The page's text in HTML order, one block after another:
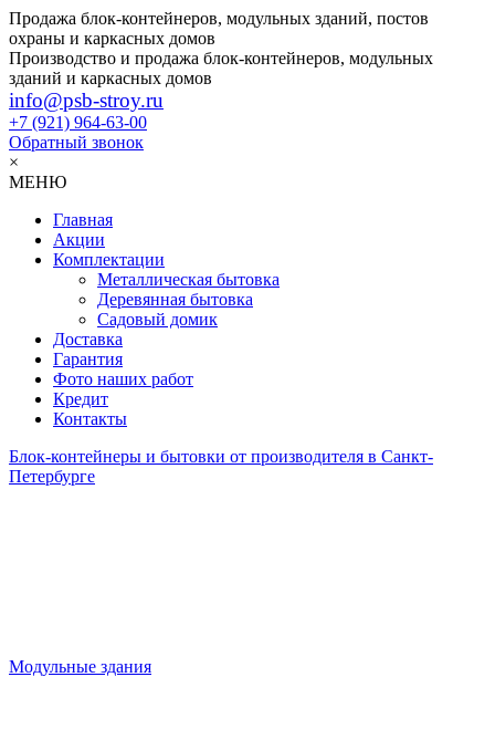
Продажа блок-контейнеров, модульных зданий, постов
охраны и каркасных домов
Производство и продажа блок-контейнеров, модульных
зданий и каркасных домов
info@psb-stroy.ru
+7 (921) 964-63-00
Обратный звонок
×
МЕНЮ
Главная
Акции
Комплектации
Металлическая бытовка
Деревянная бытовка
Садовый домик
Доставка
Гарантия
Фото наших работ
Кредит
Контакты
Блок-контейнеры и бытовки от производителя в Санкт-
Петербурге
Модульные здания